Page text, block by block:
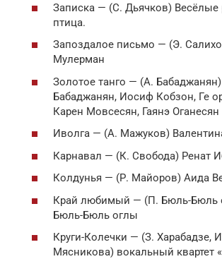
Записка — (С. Дьячков) Весёлые
птица.
Запоздалое письмо — (Э.
Мулерман
Золотое танго — (А.
Бабаджанян, Иосиф Кобзон, Ге
Карен Мовсесян, Гаянэ Оганесян
Иволга — (А. Мажуков)
Карнавал — (К. Свобода) Ренат
Колдунья — (Р. Майоров) Аида
Край любимый — (П. Бюль-Бюль
Бюль-Бюль оглы
Круги-Колечки — (З. Хаpaбадзе,
Мясникова) вокальный квартет